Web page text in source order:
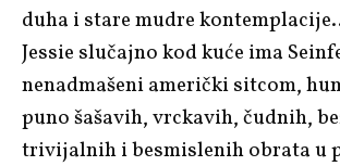
duha i stare mudre
Jessie slučajno kod kuće ima
nenadmašeni američkisitcom,
puno šašavih, vrckavih, čudnih,
trivijalnih i besmislenih obrata u